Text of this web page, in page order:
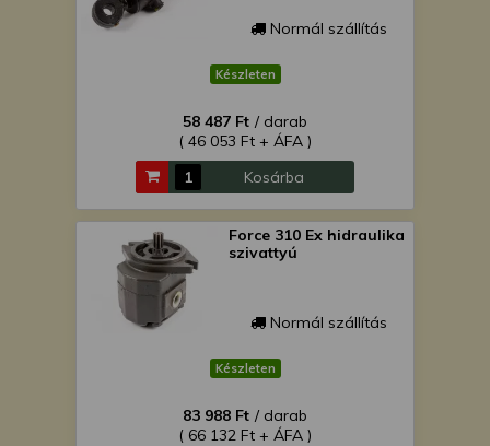
Normál szállítás
Készleten
58 487 Ft / darab
( 46 053 Ft + ÁFA )
Kosárba
Force 310 Ex hidraulika
szivattyú
Normál szállítás
Készleten
83 988 Ft / darab
( 66 132 Ft + ÁFA )